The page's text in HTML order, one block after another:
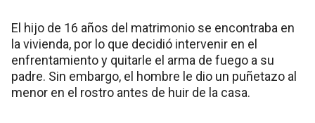
El hijo de 16 años del matrimonio se encontraba en
la vivienda, por lo que decidió intervenir en el
enfrentamiento y quitarle el arma de fuego a su
padre. Sin embargo, el hombre le dio un puñetazo al
menor en el rostro antes de huir de la casa.